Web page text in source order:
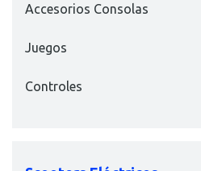
Accesorios Consolas
Juegos
Controles